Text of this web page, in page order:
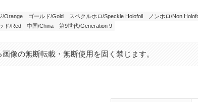
/Orange ゴールド/Gold スペクルホロ/Speckle Holofoil ノンホロ/Non
ド/Red 中国/China 第9世代/Generation 9
像の無断転載・無断使用を固く禁じます。